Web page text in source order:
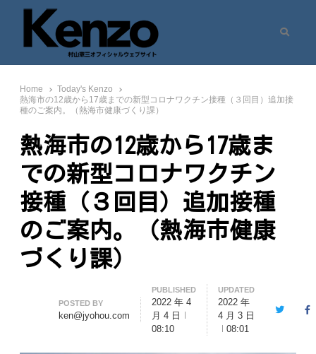
七転八起 – 村山憲三 Official Site
村山憲三ウェブサイト
Home
Today's Kenzo
熱海市の12歳から17歳までの新型コロナワクチン接種（３回目）追加接
種のご案内。（熱海市健康づくり課）
熱海市の12歳から17歳ま
での新型コロナワクチン
接種（３回目）追加接種
のご案内。（熱海市健康
づくり課）
Author
POSTED BY
ken@jyohou.com
PUBLISHED
2022 年 4
月 4 日
08:10
UPDATED
2022 年
4 月 3 日
08:01
Twitter